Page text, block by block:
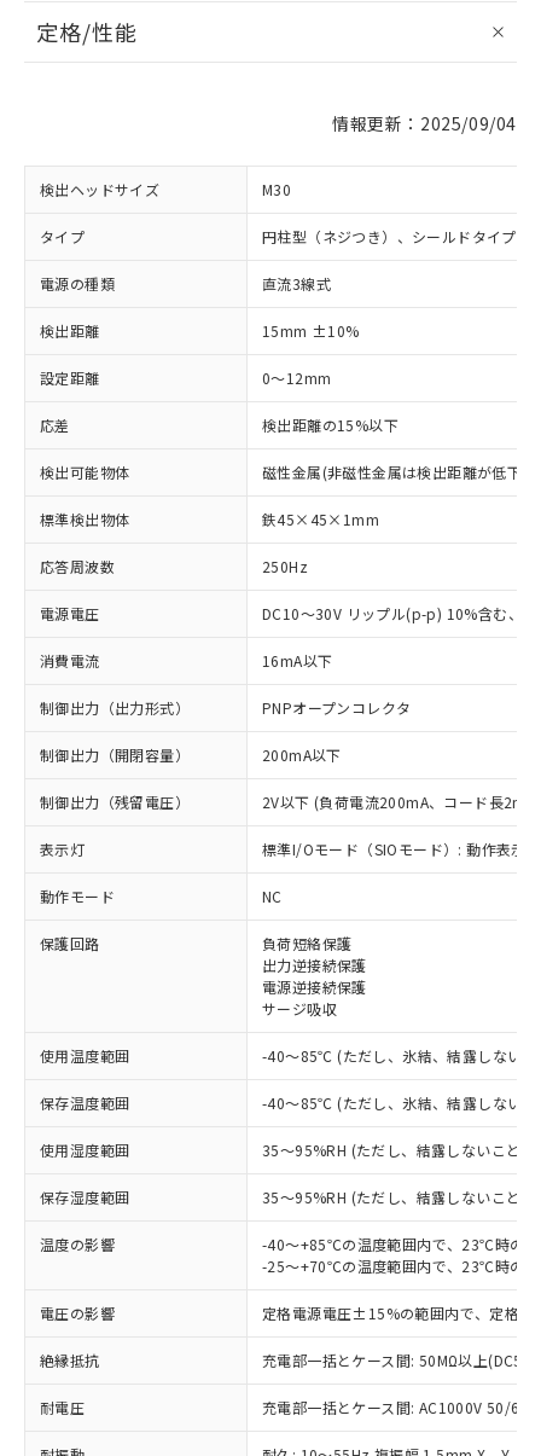
定格/性能
情報更新：2025/09/04
検出ヘッドサイズ M30
タイプ 円柱型（ネジつき）、シールドタイプ
電源の種類 直流3線式
検出距離 15mm ±10%
設定距離 0～12mm
応差 検出距離の15%以下
検出可能物体 磁性金属(非磁性金属は検出距離が低下し
標準検出物体 鉄45×45×1mm
応答周波数 250Hz
電源電圧 DC10～30V リップル(p-p) 10%含む、
消費電流 16mA以下
制御出力（出力形式） PNPオープンコレクタ
制御出力（開閉容量） 200mA以下
制御出力（残留電圧） 2V以下 (負荷電流200mA、コード長2m
表示灯 標準I/Oモード（SIOモード）: 動作表示
動作モード NC
保護回路
負荷短絡保護
出力逆接続保護
電源逆接続保護
サージ吸収
使用温度範囲 -40～85℃ (ただし、氷結、結露しないこ
保存温度範囲 -40～85℃ (ただし、氷結、結露しないこ
使用湿度範囲 35～95%RH (ただし、結露しないこと)
保存湿度範囲 35～95%RH (ただし、結露しないこと)
温度の影響
-40～+85℃の温度範囲内で、23℃時の
-25～+70℃の温度範囲内で、23℃時の
電圧の影響 定格電源電圧±15%の範囲内で、定格
絶縁抵抗 充電部一括とケース間: 50MΩ以上
耐電圧 充電部一括とケース間: AC1000V 50/
ご利用条件
以下の条件をお読みいただき、同意のうえ
ご利用ください。
本サービスは、当社制御機器事業取扱
商品の当社在庫状況および標準価格
(税抜)を提供させていただくもので
当社制御機器事業取扱商品の中には、
本サービスの対象外となる商品もある
在庫状況および標準価格照会結果は、
記載している更新日時点での社内デー
※1 対応状況
対応済み：EU RoHS指令（10物質）の
非含有に対応した製品が提供可能な商品で
す。
対応予定：EU RoHS指令（10物質）の非含
有に対応した製品に切り替える予定のある
対応予定なし：EU RoHS指令（10物質）の
非含有に非対応の商品で、対応品を出す予
定はありません。
非含有の対応状況を調査中または確認中の
非該当品：ライセンス料など無形物で、有
害物質有無と関係のない商品です。
仕入先様の事情により、非含有部品として
いたものが、含有品と判明した場合などや
むを得ず変更することがあります。
※1 中国RoHS○×表
「○」：最大均質材料含有率が中国RoHSの
基準値以下であることを示します。
「×」：最大均質材料含有率が中国RoHSの
基準値を超えていることを示します。
「－」：未確認です。当社販売部門へお問
い合わせください。
当社は、これら貴社製品のうち、外国
為替および外国貿易法に定める商品
（以下｢規制貨物等」という）を輸出